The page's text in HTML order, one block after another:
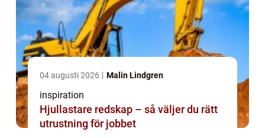
04 augusti 2026 Malin Lindgren
inspiration
Hjullastare redskap – så väljer du rätt
utrustning för jobbet